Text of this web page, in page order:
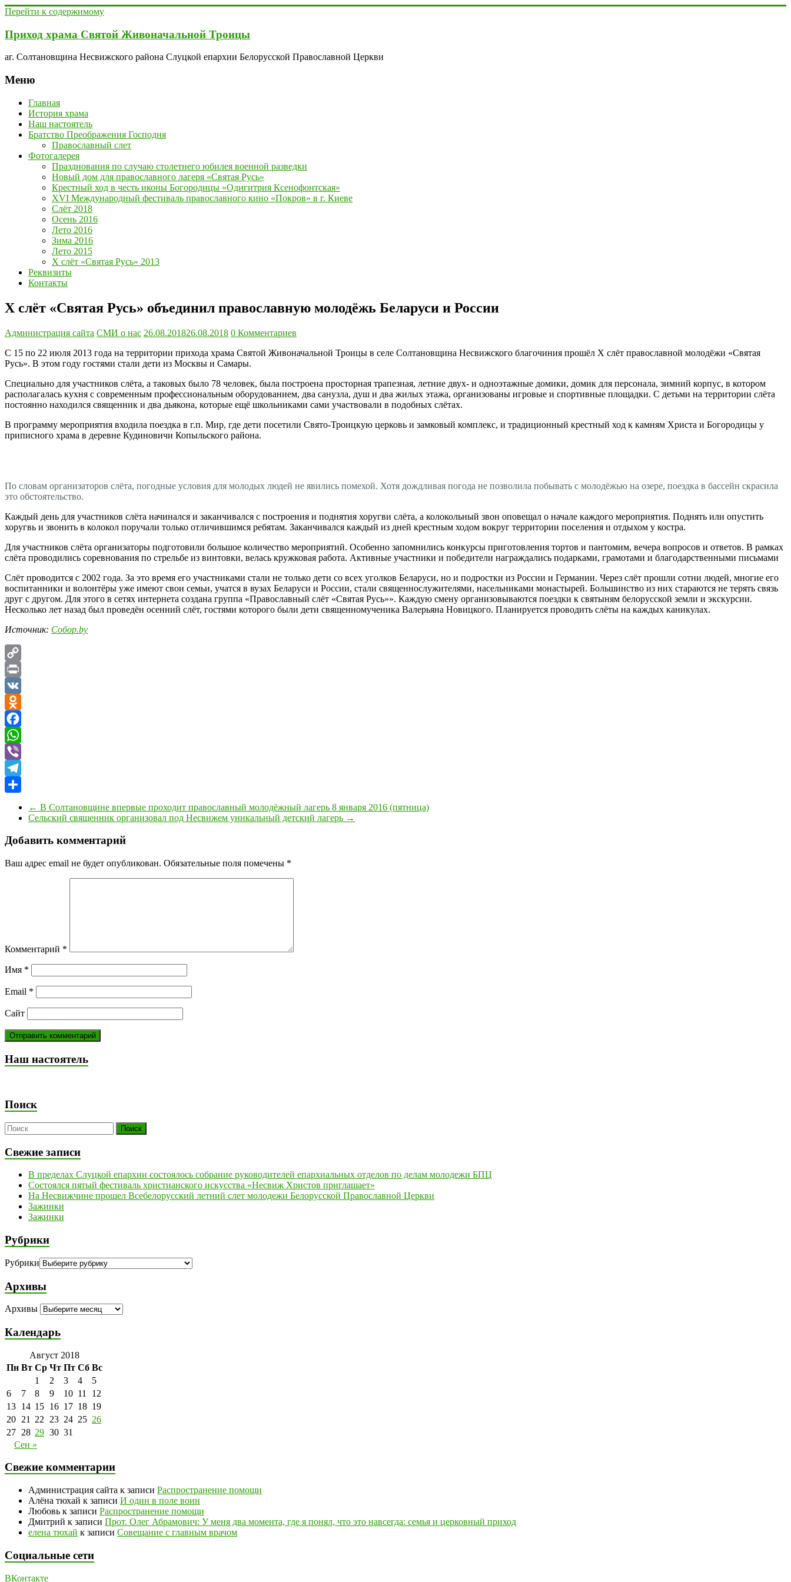
Перейти к содержимому
Приход храма Святой Живоначальной Троицы
аг. Солтановщина Несвижского района Слуцкой епархии Белорусской Православной Церкви
Меню
Главная
История храма
Наш настоятель
Братство Преображения Господня
Православный слет
Фотогалерея
Празднования по случаю столетнего юбилея военной разведки
Новый дом для православного лагеря «Святая Русь»
Крестный ход в честь иконы Богородицы «Одигитрия Ксенофонтская»
XVI Международный фестиваль православного кино «Покров» в г. Киеве
Слёт 2018
Осень 2016
Лето 2016
Зима 2016
Лето 2015
Х слёт «Святая Русь» 2013
Реквизиты
Контакты
Х слёт «Святая Русь» объединил православную молодёжь Беларуси и России
Администрация сайта СМИ о нас 26.08.201826.08.2018 0 Комментариев
С 15 по 22 июля 2013 года на территории прихода храма Святой Живоначальной Троицы в селе Солтановщина Несвижского благочиния прошёл Х слёт православной молодёжи «Святая
Русь». В этом году гостями стали дети из Москвы и Самары.
Специально для участников слёта, а таковых было 78 человек, была построена просторная трапезная, летние двух- и одноэтажные домики, домик для персонала, зимний корпус, в котором
располагалась кухня с современным профессиональным оборудованием, два санузла, душ и два жилых этажа, организованы игровые и спортивные площадки. С детьми на территории слёта
постоянно находился священник и два дьякона, которые ещё школьниками сами участвовали в подобных слётах.
В программу мероприятия входила поездка в г.п. Мир, где дети посетили Свято-Троицкую церковь и замковый комплекс, и традиционный крестный ход к камням Христа и Богородицы у
приписного храма в деревне Кудиновичи Копыльского района.
По словам организаторов слёта, погодные условия для молодых людей не явились помехой. Хотя дождливая погода не позволила побывать с молодёжью на озере, поездка в бассейн скрасила
это обстоятельство.
Каждый день для участников слёта начинался и заканчивался с построения и поднятия хоругви слёта, а колокольный звон оповещал о начале каждого мероприятия. Поднять или опустить
хоругвь и звонить в колокол поручали только отличившимся ребятам. Заканчивался каждый из дней крестным ходом вокруг территории поселения и отдыхом у костра.
Для участников слёта организаторы подготовили большое количество мероприятий. Особенно запомнились конкурсы приготовления тортов и пантомим, вечера вопросов и ответов. В рамках
слёта проводились соревнования по стрельбе из винтовки, велась кружковая работа. Активные участники и победители награждались подарками, грамотами и благодарственными письмами
Слёт проводится с 2002 года. За это время его участниками стали не только дети со всех уголков Беларуси, но и подростки из России и Германии. Через слёт прошли сотни людей, многие его
воспитанники и волонтёры уже имеют свои семьи, учатся в вузах Беларуси и России, стали священнослужителями, насельниками монастырей. Большинство из них стараются не терять связь
друг с другом. Для этого в сетях интернета создана группа «Православный слёт «Святая Русь»». Каждую смену организовываются поездки к святыням белорусской земли и экскурсии.
Несколько лет назад был проведён осенний слёт, гостями которого были дети священномученика Валерьяна Новицкого. Планируется проводить слёты на каждых каникулах.
Источник: Собор.by
Copy
Link
Print
VK
Odnoklassniki
Facebook
WhatsApp
Viber
Telegram
← В Солтановщине впервые проходит православный молодёжный лагерь 8 января 2016 (пятница)
Сельский священник организовал под Несвижем уникальный детский лагерь →
Добавить комментарий
Ваш адрес email не будет опубликован. Обязательные поля помечены *
Комментарий *
Имя *
Email *
Сайт
Наш настоятель
Поиск
Свежие записи
В пределах Слуцкой епархии состоялось собрание руководителей епархиальных отделов по делам молодежи БПЦ
Состоялся пятый фестиваль христианского искусства «Несвиж Христов приглашает»
На Несвижчине прошел Всебелорусский летний слет молодежи Белорусской Православной Церкви
Зажинки
Зажинки
Рубрики
Рубрики
Архивы
Архивы
Календарь
Август 2018
Пн Вт Ср Чт Пт Сб Вс
1
2 3 4
5
6
7 8 9 10 11
12
13 14 15 16 17 18 19
20 21 22 23 24 25 26
27 28 29 30 31
Сен »
Свежие комментарии
Администрация сайта к записи Распространение помощи
Алёна тюхай к записи И один в поле воин
Любовь к записи Распространение помощи
Дмитрий к записи Прот. Олег Абрамович: У меня два момента, где я понял, что это навсегда: семья и церковный приход
елена тюхай к записи Совещание с главным врачом
Социальные сети
ВКонтакте